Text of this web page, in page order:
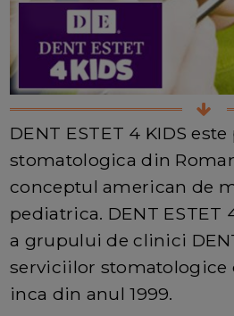
DENT ESTET 4 KIDS
stomatologica din
conceptul american de
pediatrica. DENT ESTET
a grupului de clinici
serviciilor stomatologice
inca din anul 1999.